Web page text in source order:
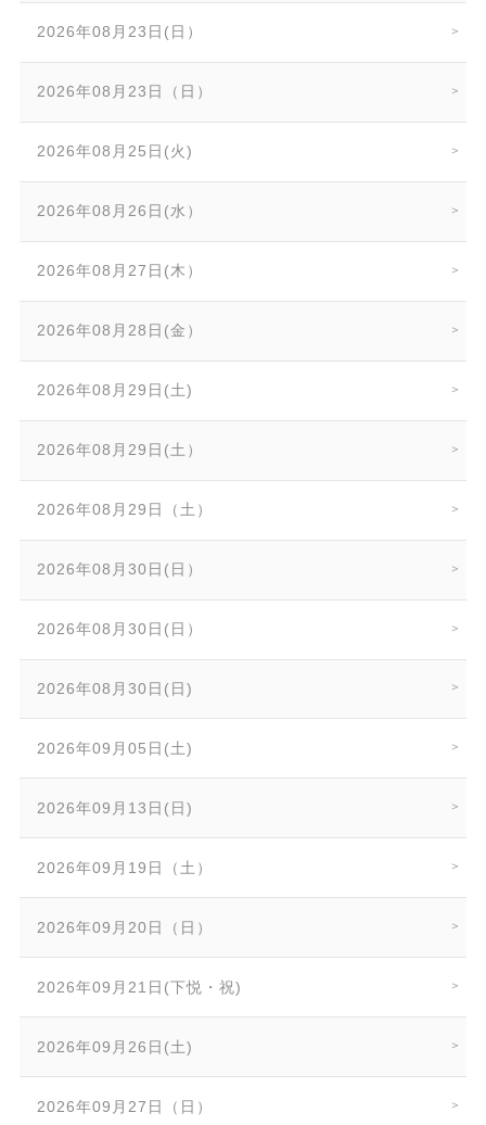
2026年08月23日(日）
2026年08月23日（日）
2026年08月25日(火)
2026年08月26日(水）
2026年08月27日(木）
2026年08月28日(金）
2026年08月29日(土)
2026年08月29日(土）
2026年08月29日（土）
2026年08月30日(日）
2026年08月30日(日）
2026年08月30日(日)
2026年09月05日(土)
2026年09月13日(日)
2026年09月19日（土）
2026年09月20日（日）
2026年09月21日(下悦・祝)
2026年09月26日(土)
2026年09月27日（日）